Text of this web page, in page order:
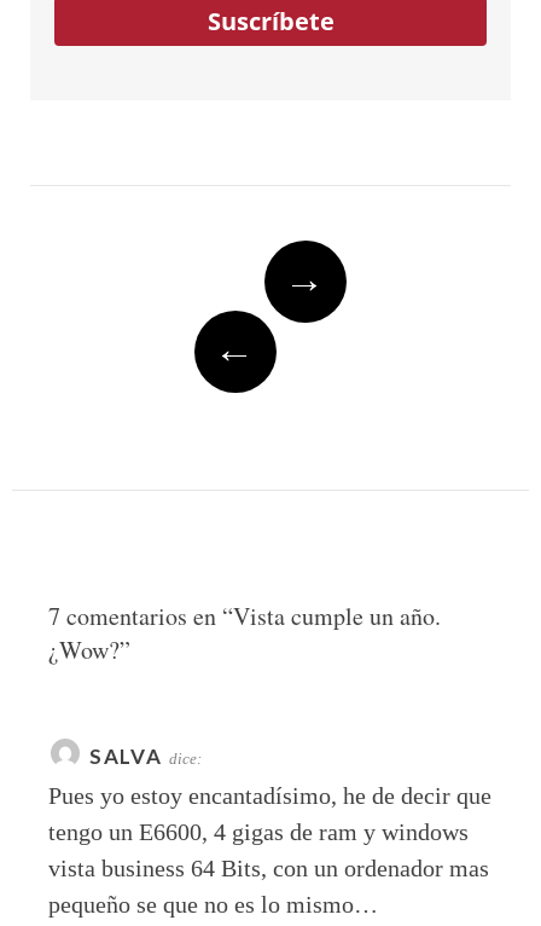
Suscríbete
→
←
7 comentarios en “Vista cumple un año.
¿Wow?”
SALVA dice:
Pues yo estoy encantadísimo, he de decir que
tengo un E6600, 4 gigas de ram y windows
vista business 64 Bits, con un ordenador mas
pequeño se que no es lo mismo…